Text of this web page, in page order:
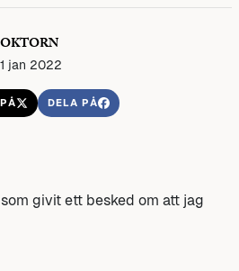
jan 2022
DELA PÅ
givit ett besked om att jag